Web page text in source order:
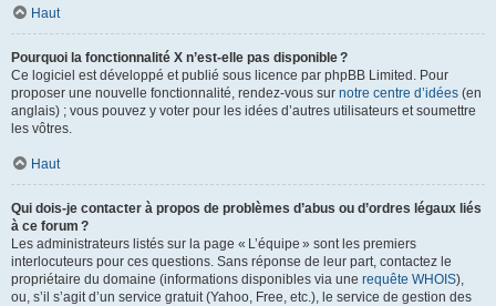
Haut
Pourquoi la fonctionnalité X n’est-elle pas disponible ?
Ce logiciel est développé et publié sous licence par phpBB Limited. Pour
proposer une nouvelle fonctionnalité, rendez-vous sur notre centre d’idées (en
anglais) ; vous pouvez y voter pour les idées d’autres utilisateurs et soumettre
les vôtres.
Haut
Qui dois-je contacter à propos de problèmes d’abus ou d’ordres légaux liés
à ce forum ?
Les administrateurs listés sur la page « L’équipe » sont les premiers
interlocuteurs pour ces questions. Sans réponse de leur part, contactez le
propriétaire du domaine (informations disponibles via une requête WHOIS),
ou, s’il s’agit d’un service gratuit (Yahoo, Free, etc.), le service de gestion des